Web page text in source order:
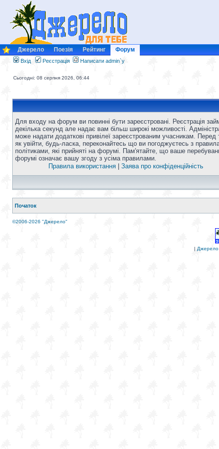
Джерело Поезія Рейтинг Форум
Вхід Реєстрація Написати admin`у
Сьогодні: 08 серпня 2026, 06:44
Для входу на форум ви повинні бути зареєстровані. Реєстрація
декілька секунд але надає вам більш широкі можливості.
може надати додаткові привілеї зареєстрованим учасникам. Перед
як увійти, будь-ласка, переконайтесь що ви погоджуєтесь з
політиками, які прийняті на форумі. Пам'ятайте, що ваше
форумі означає вашу згоду з усіма правилами.
Правила використання
Заява про конфіденційність
Початок
©2006-2026 "Джерело"
| Джерело